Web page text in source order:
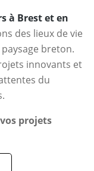
à Brest et en
des lieux de vie
breton.
innovants et
du
projets